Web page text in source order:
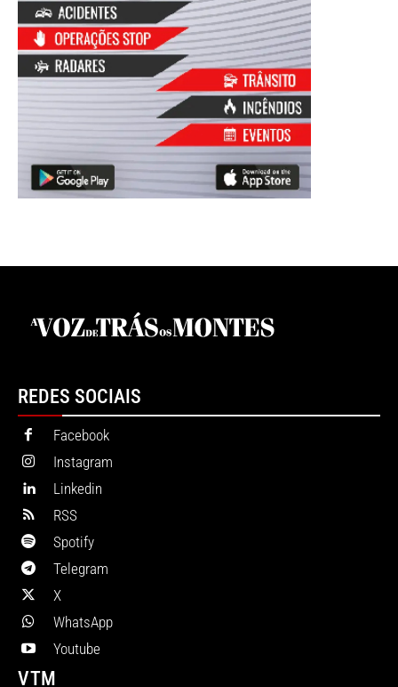
REDES SOCIAIS
Facebook
Instagram
Linkedin
RSS
Spotify
Telegram
X
WhatsApp
Youtube
VTM